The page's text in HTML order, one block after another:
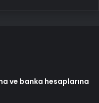
ve banka hesaplarına